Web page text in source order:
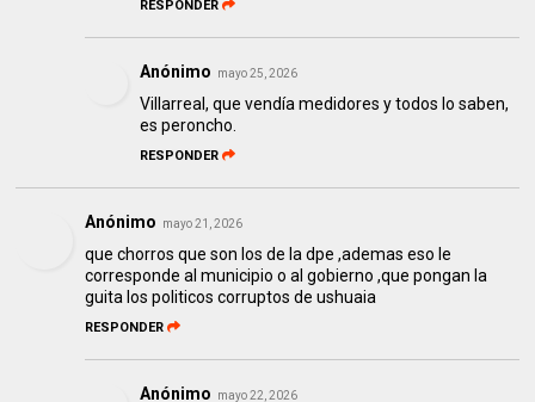
RESPONDER
Anónimo mayo 25, 2026
Villarreal, que vendía medidores y todos lo saben,
es peroncho.
RESPONDER
Anónimo mayo 21, 2026
que chorros que son los de la dpe ,ademas eso le
corresponde al municipio o al gobierno ,que pongan la
guita los politicos corruptos de ushuaia
RESPONDER
Anónimo mayo 22, 2026